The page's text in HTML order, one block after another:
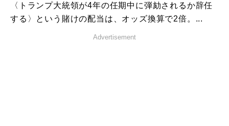
〈トランプ大統領が4年の任期中に弾劾されるか辞任
する〉という賭けの配当は、オッズ換算で2倍。...
Advertisement